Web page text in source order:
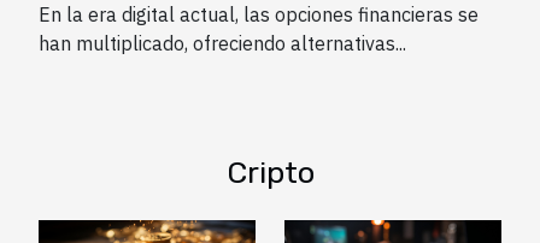
En la era digital actual, las opciones financieras se
han multiplicado, ofreciendo alternativas...
Cripto